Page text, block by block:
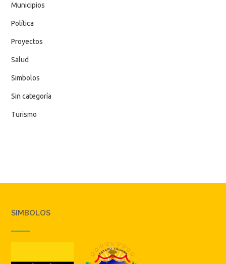
Municipios
Política
Proyectos
Salud
Simbolos
Sin categoría
Turismo
SIMBOLOS